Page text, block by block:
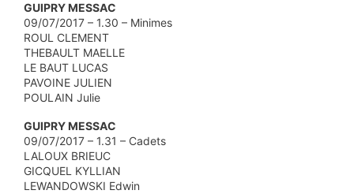
GUIPRY MESSAC
09/07/2017 – 1.30 – Minimes
ROUL CLEMENT
THEBAULT MAELLE
LE BAUT LUCAS
PAVOINE JULIEN
POULAIN Julie
GUIPRY MESSAC
09/07/2017 – 1.31 – Cadets
LALOUX BRIEUC
GICQUEL KYLLIAN
LEWANDOWSKI Edwin